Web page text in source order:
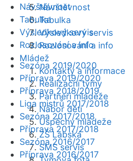
Návštěvnost
Tabulka
Výsledkový servis
Rozlosování a info
Mládež
Kontakty a informace
Realizační týmy
Partneři mládeže
Nábor dětí
Úspěchy mládeže
ZŠ Labská
SMS servis
Návštěvnost
Tabulka
Výsledkový servis
Rozlosování a info
Sezóna 2019/2020
Příprava 2019/2020
Příprava 2018/2019
Liga mistrů 2017/2018
Sezóna 2017/2018
Příprava 2017/2018
Sezóna 2016/2017
Příprava 2016/2017